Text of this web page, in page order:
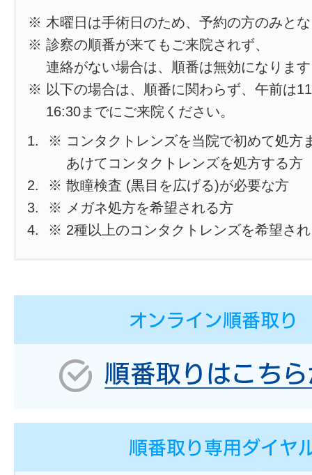
※ 木曜日は手術日のため、予約の方のみと
※ 診察の順番が来てもご来院されず、
連絡がない場合は、順番は無効になりま
※ 以下の場合は、順番に関わらず、午前は
16:30までにご来院ください。
※ コンタクトレンズを当院で初めて処方
あけてコンタクトレンズを処方する方
※ 散瞳検査 (黒目を広げる)が必要な方
※ メガネ処方を希望される方
※ 2種以上のコンタクトレンズを希望さ